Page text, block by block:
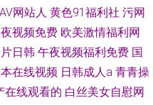
网站人 黄色91福利社 污网
视频免费 欧美激情福利网
日韩 午夜视频福利免费 国
在线视频 日韩成人a 青青操
在线观看的 白丝美女自慰网